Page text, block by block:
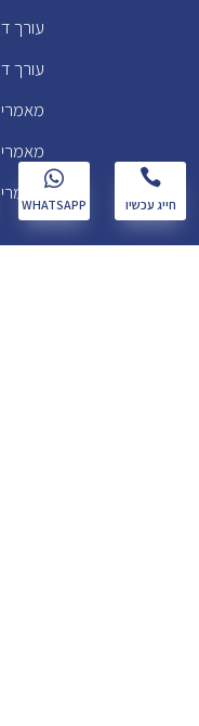
עורך
עורך

חייג עכשיו

WHATSAPP